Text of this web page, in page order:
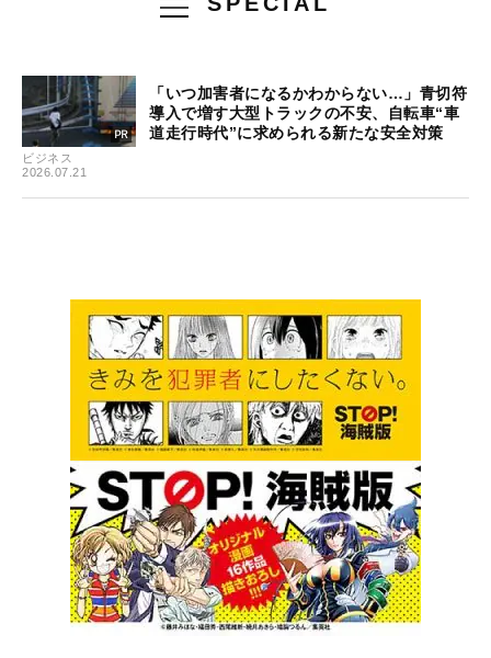
ビジネス
2026.07.21
「いつ加害者になるかわからない…」青切符
導入で増す大型トラックの不安、自転車“車
道走行時代”に求められる新たな安全対策